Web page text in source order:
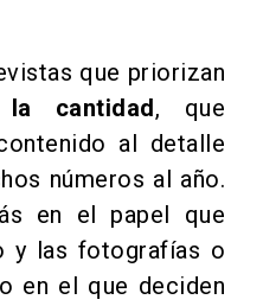
que priorizan
cantidad , que
al detalle
números al año.
en el papel que
y las fotografías o
en el que deciden